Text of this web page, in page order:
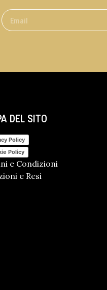
DEL SITO
Policy
Policy
e Condizioni
e Resi